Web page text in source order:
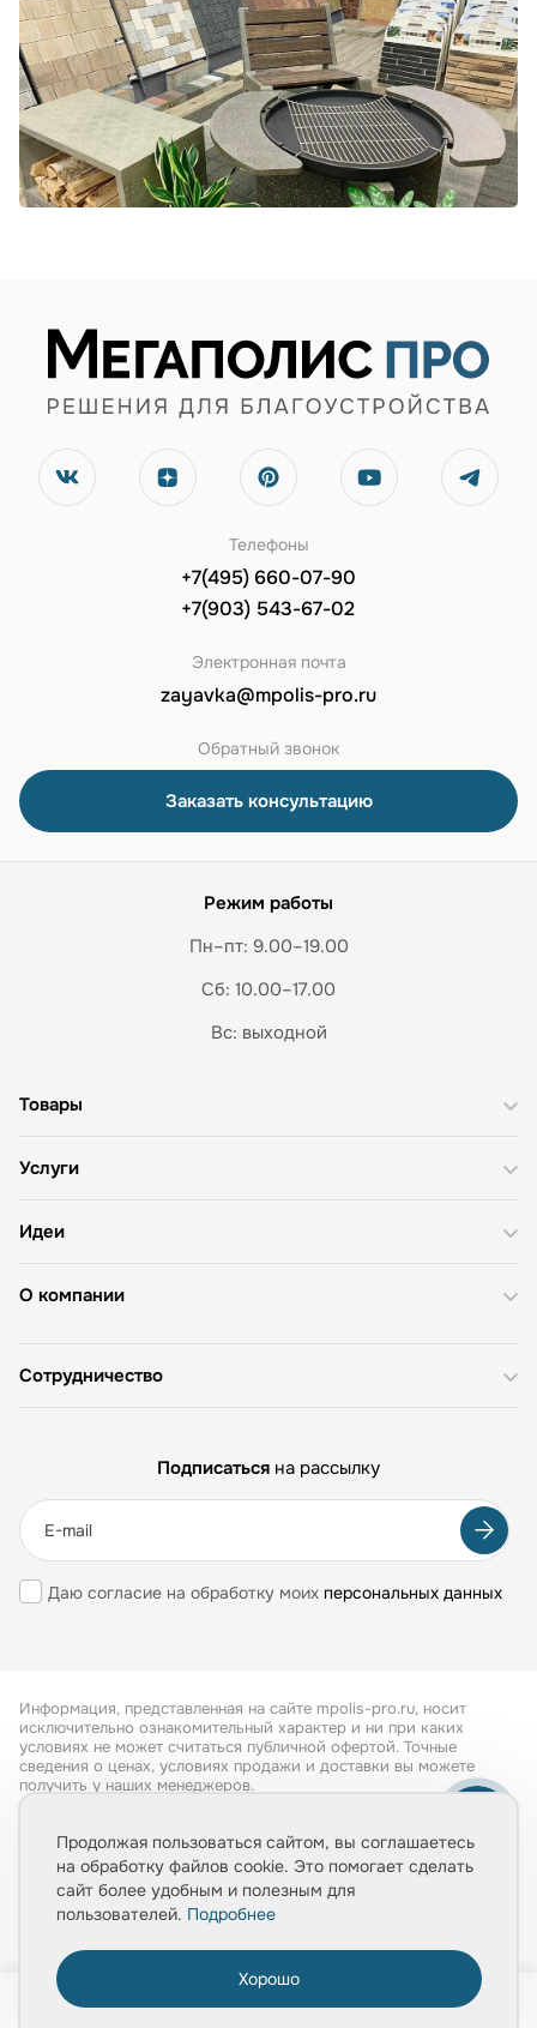
Телефоны
+7(495) 660-07-90
+7(903) 543-67-02
Электронная почта
zayavka@mpolis-pro.ru
Обратный звонок
Заказать консультацию
Режим работы
Пн–пт: 9.00–19.00
Сб: 10.00–17.00
Вс: выходной
О компании
Товары
Услуги
Идеи
Сотрудничество
Подписаться на рассылку
Даю согласие на обработку моих персональных данных
Информация, представленная на сайте mpolis-pro.ru, носит
исключительно ознакомительный характер и ни при каких
условиях не может считаться публичной офертой. Точные
сведения о ценах, условиях продажи и доставки вы можете
получить у наших менеджеров.
Обработка персональных данных
Политика конфиденциальности
Продолжая пользоваться сайтом, вы соглашаетесь
на обработку файлов cookie. Это помогает сделать
сайт более удобным и полезным для
пользователей. Подробнее
Хорошо